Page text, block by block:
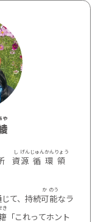
や
資
し
源
げん
循
じゅん
環
かん
領
りょう
て、持続可
か
能
のう
なラ
き
「これってホント